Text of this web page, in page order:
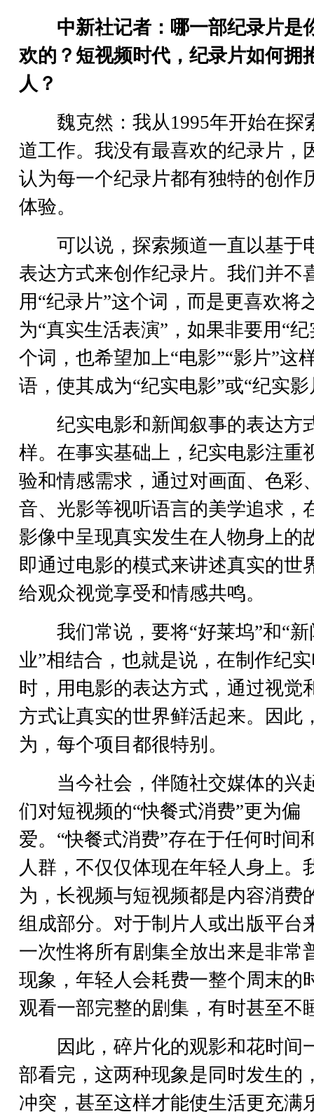
中新社记者：哪一部纪录片是
欢的？短视频时代，纪录片如何拥
人？
魏克然：我从1995年开始在探
道工作。我没有最喜欢的纪录片，
认为每一个纪录片都有独特的创作
体验。
可以说，探索频道一直以基于
表达方式来创作纪录片。我们并不
用“纪录片”这个词，而是更喜欢将
为“真实生活表演”，如果非要用“纪
个词，也希望加上“电影”“影片”这
语，使其成为“纪实电影”或“纪实影
纪实电影和新闻叙事的表达方
样。在事实基础上，纪实电影注重
验和情感需求，通过对画面、色彩
音、光影等视听语言的美学追求，
影像中呈现真实发生在人物身上的
即通过电影的模式来讲述真实的世
给观众视觉享受和情感共鸣。
我们常说，要将“好莱坞”和“新
业”相结合，也就是说，在制作纪
时，用电影的表达方式，通过视觉
方式让真实的世界鲜活起来。因此
为，每个项目都很特别。
当今社会，伴随社交媒体的兴
们对短视频的“快餐式消费”更为偏
爱。“快餐式消费”存在于任何时间
人群，不仅仅体现在年轻人身上。
为，长视频与短视频都是内容消费
组成部分。对于制片人或出版平台
一次性将所有剧集全放出来是非常
现象，年轻人会耗费一整个周末的
观看一部完整的剧集，有时甚至不
因此，碎片化的观影和花时间
部看完，这两种现象是同时发生的
冲突，甚至这样才能使生活更充满